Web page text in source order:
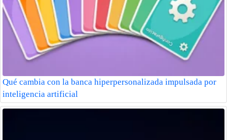
Qué cambia con la banca hiperpersonalizada impulsada por
inteligencia artificial